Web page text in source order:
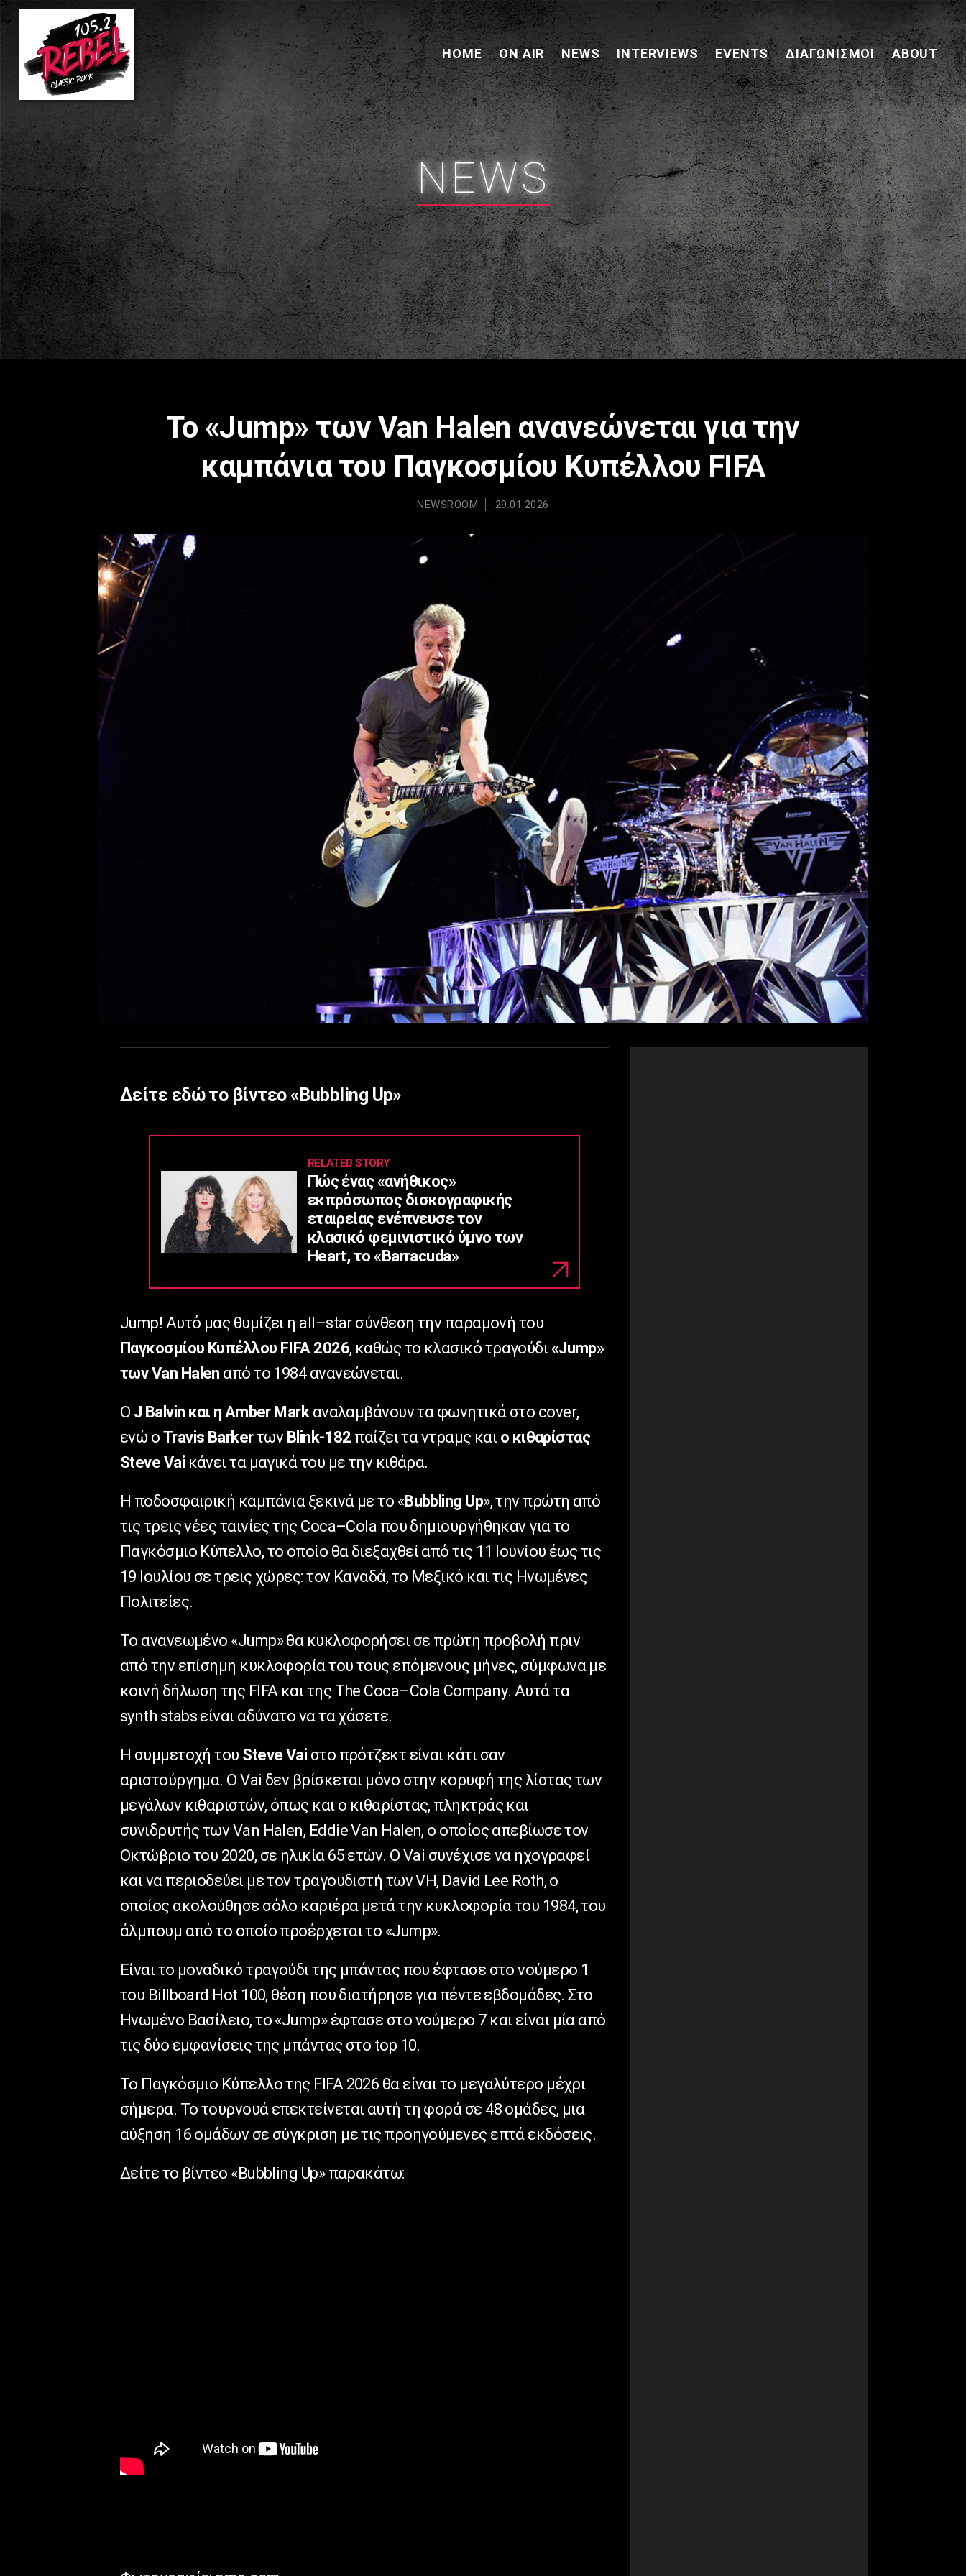
HOME ON AIR NEWS INTERVIEWS EVENTS ΔΙΑΓΩΝΙΣΜΟΊ ABOUT
NEWS
Το «Jump» των Van Halen ανανεώνεται για την
καμπάνια του Παγκοσμίου Κυπέλλου FIFA
NEWSROOM 29.01.2026
Δείτε εδώ το βίντεο «Bubbling Up»
RELATED STORY
Πώς ένας «ανήθικος»
εκπρόσωπος δισκογραφικής
εταιρείας ενέπνευσε τον
κλασικό φεμινιστικό ύμνο των
Heart, το «Barracuda»
Jump! Αυτό μας θυμίζει η all–starσύνθεση την παραμονή του
Παγκοσμίου Κυπέλλου FIFA2026, καθώς το κλασικό τραγούδι «Jump»
τωνVan Halen από το 1984 ανανεώνεται.
Ο J Balvin και ηAmber Markαναλαμβάνουν τα φωνητικά στο cover,
ενώ ο Travis Barkerτων Blink-182 παίζει τα ντραμς και ο κιθαρίστας
Steve Vaiκάνει τα μαγικά του με την κιθάρα.
Η ποδοσφαιρική καμπάνια ξεκινά με το «Bubbling Up», την πρώτη από
τις τρεις νέες ταινίες της Coca–Cola που δημιουργήθηκαν για το
Παγκόσμιο Κύπελλο, το οποίο θα διεξαχθεί από τις 11 Ιουνίου έως τις
19 Ιουλίου σε τρεις χώρες: τον Καναδά, το Μεξικό και τις Ηνωμένες
Πολιτείες.
Το ανανεωμένο «Jump» θα κυκλοφορήσει σε πρώτη προβολή πριν
από την επίσημη κυκλοφορία του τους επόμενους μήνες, σύμφωνα με
κοινή δήλωση της FIFA και της The Coca–Cola Company. Αυτά τα
synth stabsείναι αδύνατο να τα χάσετε.
Η συμμετοχή του Steve Vaiστο πρότζεκτ είναι κάτι σαν
αριστούργημα. ΟVai δεν βρίσκεται μόνο στην κορυφή της λίστας των
μεγάλων κιθαριστών, όπως και ο κιθαρίστας, πληκτράς και
συνιδρυτής τωνVan Halen, EddieVan Halen, ο οποίος απεβίωσε τον
Οκτώβριο του 2020, σε ηλικία 65 ετών. ΟVai συνέχισε να ηχογραφεί
και να περιοδεύει με τον τραγουδιστή τωνVH, David Lee Roth, ο
οποίος ακολούθησε σόλο καριέρα μετά την κυκλοφορία του 1984, του
άλμπουμ από το οποίο προέρχεται το «Jump».
Είναι το μοναδικό τραγούδι της μπάντας που έφτασε στο νούμερο 1
του Billboard Hot 100, θέση που διατήρησε για πέντε εβδομάδες. Στο
Ηνωμένο Βασίλειο, το «Jump» έφτασε στο νούμερο 7 και είναι μία από
τις δύο εμφανίσεις της μπάντας στο top 10.
Το Παγκόσμιο Κύπελλο της FIFA 2026 θα είναι το μεγαλύτερο μέχρι
σήμερα. Το τουρνουά επεκτείνεται αυτή τη φορά σε 48 ομάδες, μια
αύξηση 16 ομάδων σε σύγκριση με τις προηγούμενες επτά εκδόσεις.
Δείτε το βίντεο «Bubbling Up» παρακάτω: